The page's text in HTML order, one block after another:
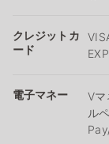
クレジットカ
ード
電子マネー
V
ル